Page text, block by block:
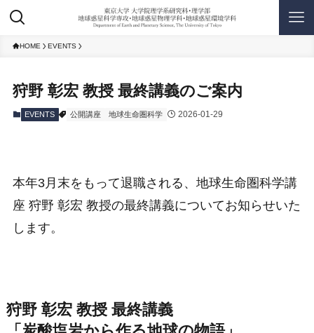
HOME EVENTS
狩野 彰宏 教授 最終講義のご案内
EVENTS 公開講座 地球生命圏科学 2026-01-29
本年3月末をもって退職される、地球生命圏科学講
座 狩野 彰宏 教授の最終講義についてお知らせいた
します。
狩野 彰宏 教授 最終講義